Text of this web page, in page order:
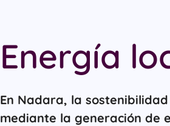
Energía
En Nadara, la
mediante la generación de